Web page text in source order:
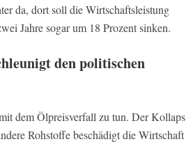
da, dort soll die Wirtschaftsleistung
Jahre sogar um 18 Prozent sinken.
den politischen
dem Ölpreisverfall zu tun. Der Kollaps
Rohstoffe beschädigt die Wirtschaft